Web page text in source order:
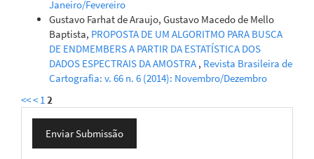
Janeiro/Fevereiro
Gustavo Farhat de Araujo, Gustavo Macedo de Mello
Baptista, PROPOSTA DE UM ALGORITMO PARA BUSCA
DE ENDMEMBERS A PARTIR DA ESTATÍSTICA DOS
DADOS ESPECTRAIS DA AMOSTRA , Revista Brasileira de
Cartografia: v. 66 n. 6 (2014): Novembro/Dezembro
<<< 12
Enviar
Submissão
Enviar Submissão